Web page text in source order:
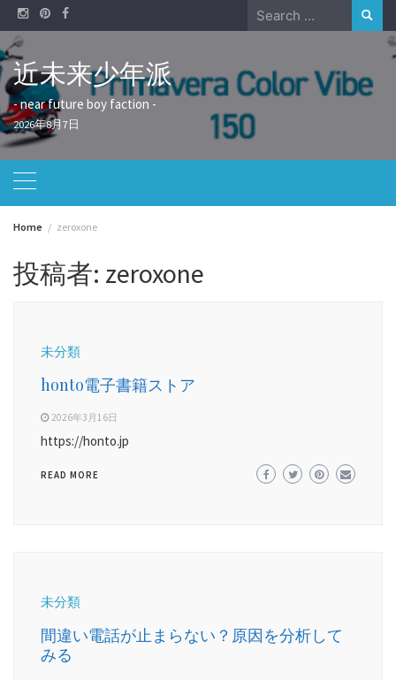
Skip
to
content
Search
for:
近未来少年派
- near future boy faction -
2026年8月7日
Home zeroxone
投稿者: zeroxone
未分類
honto電子書籍ストア
2026年3月16日
https://honto.jp
READ MORE
未分類
間違い電話が止まらない？原因を分析して
みる